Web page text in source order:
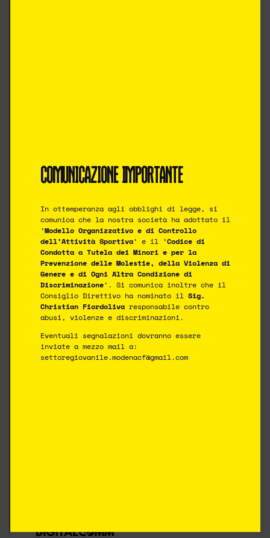
La Redazione
ASD Modena CF
Via Mare Adriatico 300 – 41122 – Modena
modenacalciofemminile@gmail.com
Sede legale in Modena (MO) – Via Bellini n.70
Codice Fiscale n. 94205650362 – Partita IVA n.
COMUNICAZIONE IMPORTANTE
In ottemperanza agli obblighi di legge, si
comunica che la nostra società ha adottato il
‘Modello Organizzativo e di Controllo
dell’Attività Sportiva‘ e il ‘Codice di
Condotta a Tutela dei Minori e per la
Prevenzione delle Molestie, della Violenza di
Genere e di Ogni Altra Condizione di
Discriminazione‘. Si comunica inoltre che il
Consiglio Direttivo ha nominato il Sig.
Christian Fiordolivaresponsabile contro
abusi, violenze e discriminazioni.
Eventuali segnalazioni dovranno essere
inviate a mezzo mail a:
settoregiovanile.modenacf@gmail.com